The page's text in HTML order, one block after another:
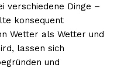
verschiedene Dinge –
konsequent
Wetter als Wetter und
lassen sich
und